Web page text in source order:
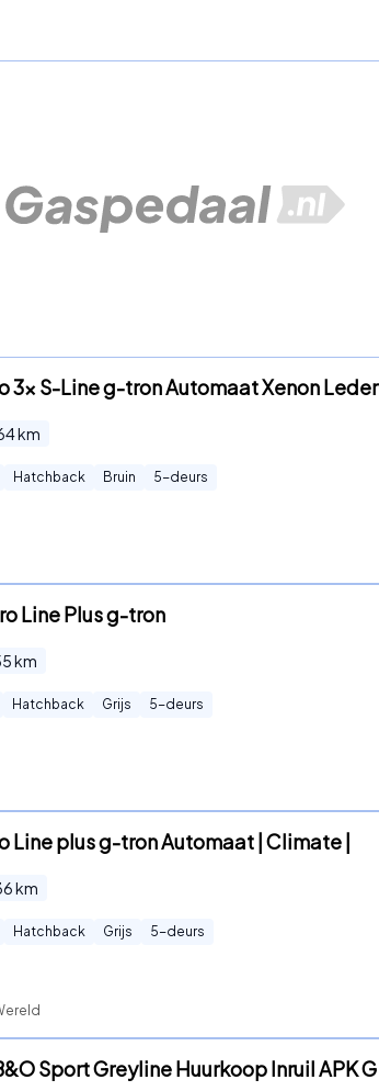
3x S-Line g-tron Automaat Xenon Leder
km
Hatchback Bruin 5-deurs
Line Plus g-tron
km
Hatchback Grijs 5-deurs
Line plus g-tron Automaat | Climate |
km
Hatchback Grijs 5-deurs
Sport Greyline Huurkoop Inruil APK G